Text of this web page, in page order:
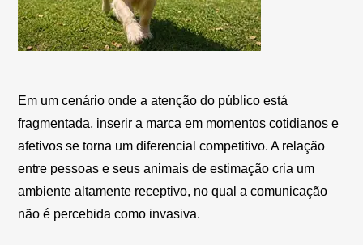
Em um cenário onde a atenção do público está
fragmentada, inserir a marca em momentos cotidianos e
afetivos se torna um diferencial competitivo. A relação
entre pessoas e seus animais de estimação cria um
ambiente altamente receptivo, no qual a comunicação
não é percebida como invasiva.